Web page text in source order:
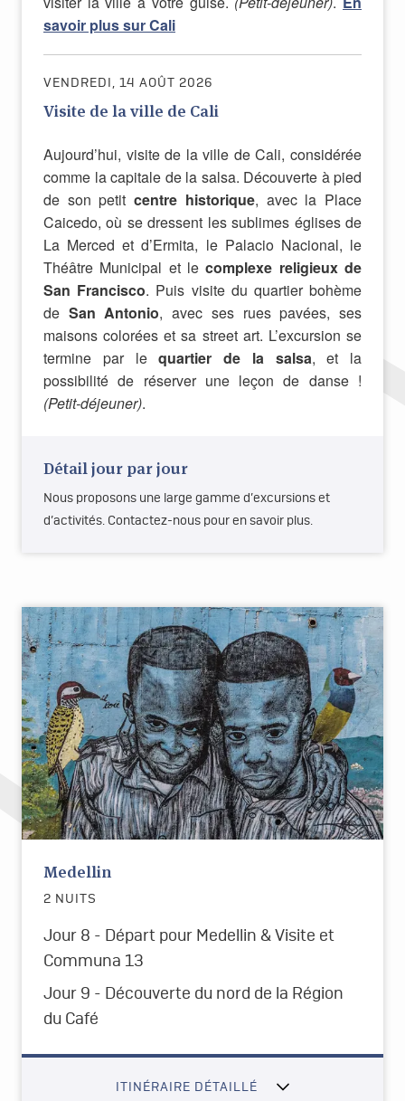
savoir plus sur Cali
VENDREDI, 14 AOÛT 2026
Visite de la ville de Cali
Aujourd’hui, visite de la ville de Cali, considérée
comme la capitale de la salsa. Découverte à pied
de son petitcentre historique, avec la Place
Caicedo, où se dressent les sublimes églises de
La Merced et d’Ermita, le Palacio Nacional, le
Théâtre Municipal et lecomplexe religieux de
San Francisco. Puis visite du quartier bohème
de San Antonio, avec ses rues pavées, ses
maisons colorées et sa street art. L’excursion se
termine par lequartier de la salsa, et la
possibilité de réserver une leçon de danse !
(Petit-déjeuner).
Détail jour par jour
Nous proposons une large gamme d’excursions et
d’activités. Contactez-nous pour en savoir plus.
Medellin
2 NUITS
Jour 8 - Départ pour Medellin & Visite et
Communa 13
Jour 9 - Découverte du nord de la Région
du Café
ITINÉRAIRE DÉTAILLÉ